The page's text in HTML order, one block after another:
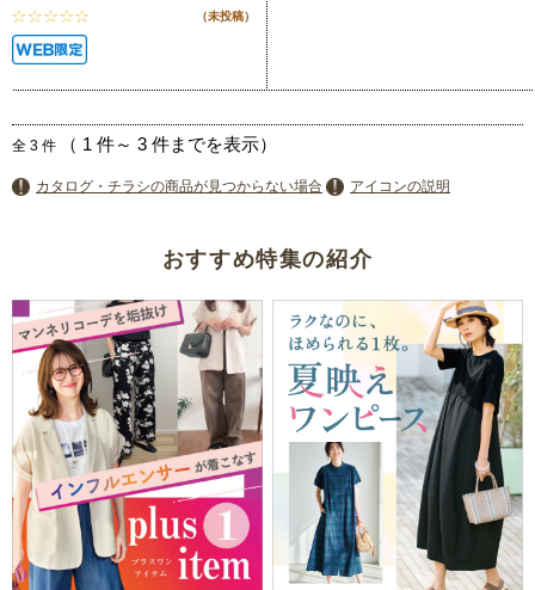
（未投稿）
全 3 件 （ 1 件～ 3 件までを表示）
カタログ・チラシの商品が見つからない場合 アイコンの説明
おすすめ特集の紹介